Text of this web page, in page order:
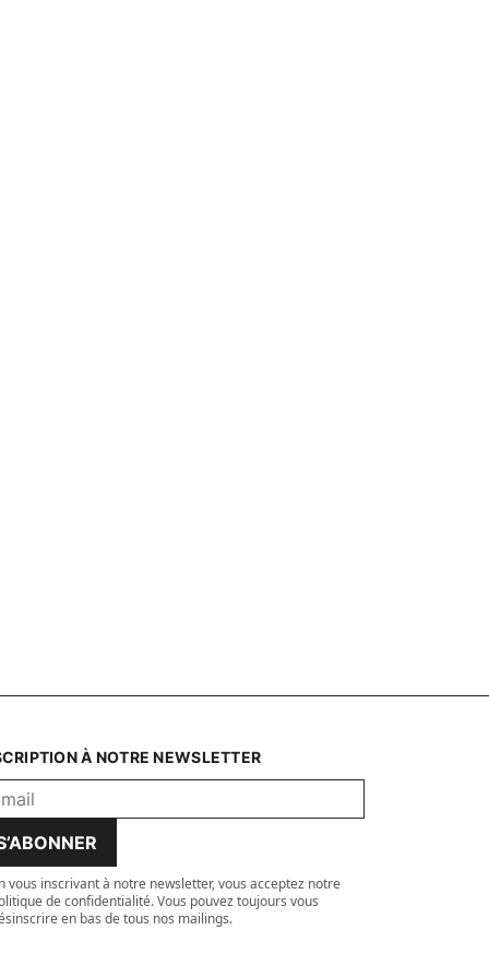
À NOTRE NEWSLETTER
vous inscrivant à notre newsletter, vous acceptez notre
de confidentialité. Vous pouvez toujours vous
en bas de tous nos mailings.